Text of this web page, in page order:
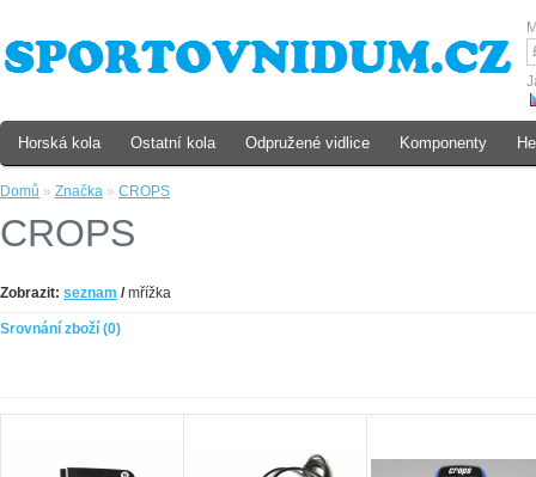
Domů » Značka » CROPS
CROPS
Zobrazit: seznam /mřížka
Srovnání zboží (0)
Horská kola Ostatní kola Odpružené vidlice Komponenty